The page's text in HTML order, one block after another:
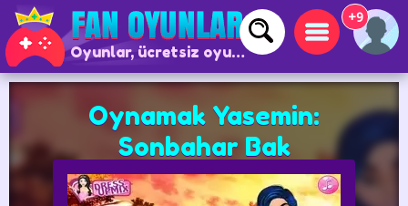
Oyunlar, ücretsiz oyunlar ve çevrimiçi oyunlar
+9
Oynamak Yasemin:
Sonbahar Bak